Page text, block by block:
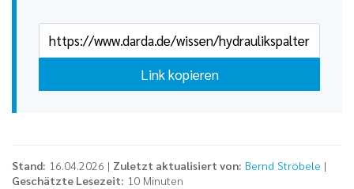
Link kopieren
Stand: 16.04.2026 | Zuletzt aktualisiert von: Bernd Ströbele |
Geschätzte Lesezeit: 10 Minuten